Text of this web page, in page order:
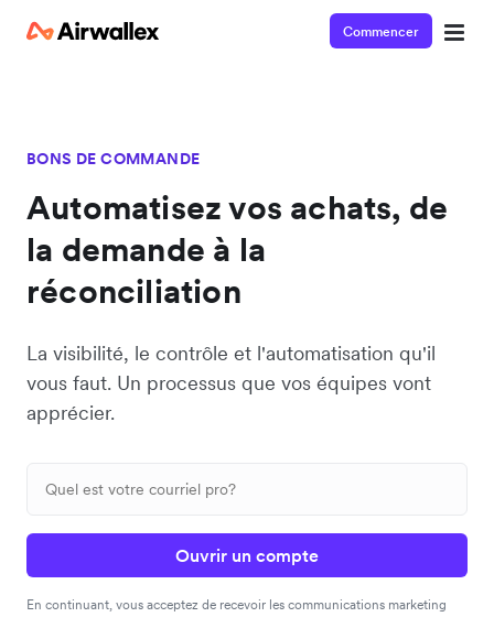
Commencer
BONS DE COMMANDE
Automatisez vos achats, de
la demande à la
réconciliation
La visibilité, le contrôle et l'automatisation qu'il
vous faut. Un processus que vos équipes vont
apprécier.
Ouvrir un compte
En continuant, vous acceptez de recevoir les communications marketing